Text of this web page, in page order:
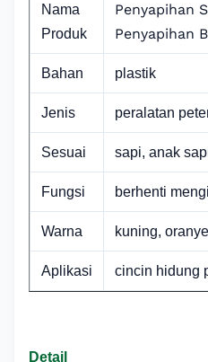
Nama
Produk
Penyapihan
Penyapihan
Bahan plastik
Jenis peralatan
Sesuai sapi, anak
Fungsi berhenti
Warna kuning,
Aplikasi cincin hidung
Detail